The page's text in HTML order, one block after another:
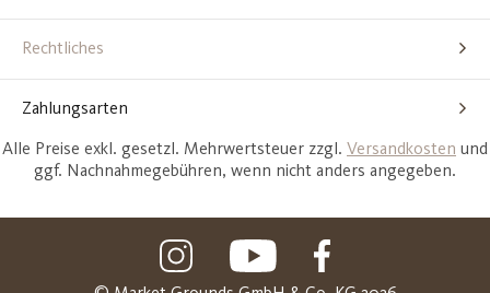
Rechtliches
Zahlungsarten
Alle Preise exkl. gesetzl. Mehrwertsteuer zzgl. Versandkosten und
ggf. Nachnahmegebühren, wenn nicht anders angegeben.